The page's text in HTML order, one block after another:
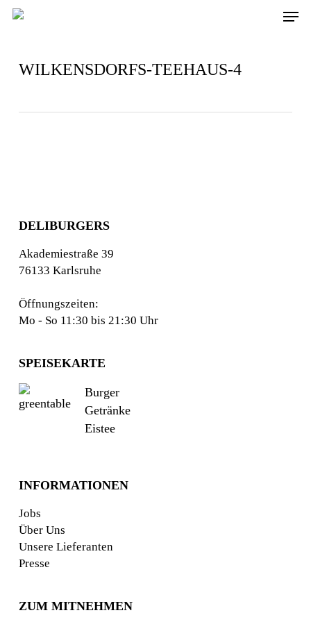
Skip
Menu
WILKENSDORFS-TEEHAUS-4
DELIBURGERS
Akademiestraße 39
76133 Karlsruhe
Öffnungszeiten:
Mo - So 11:30 bis 21:30 Uhr
SPEISEKARTE
Burger
Getränke
Eistee
INFORMATIONEN
Jobs
Über Uns
Unsere Lieferanten
Presse
ZUM MITNEHMEN